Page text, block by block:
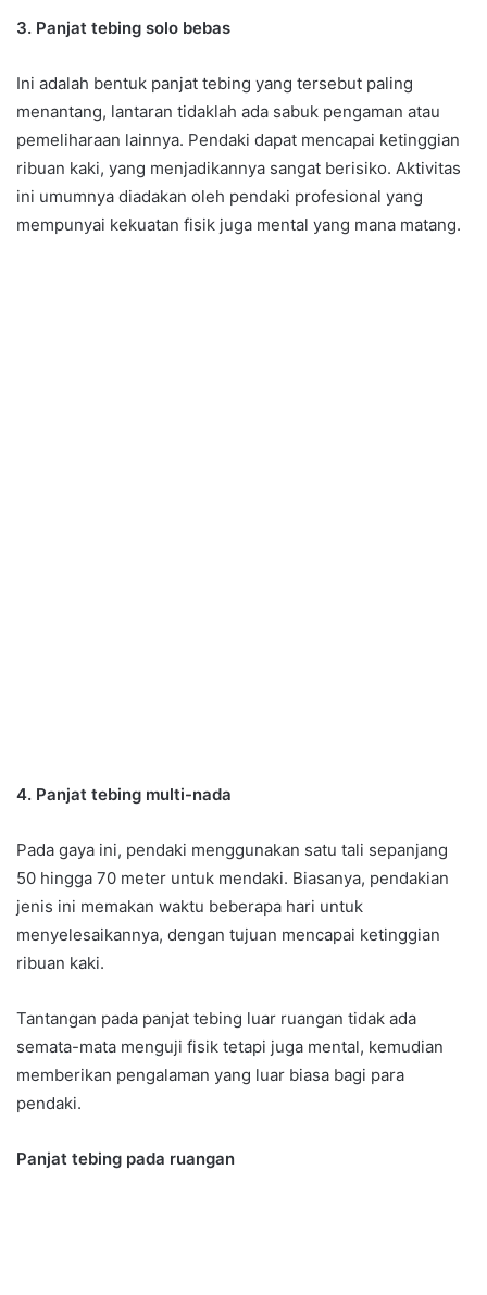
3. Panjat tebing solo bebas
Ini adalah bentuk panjat tebing yang tersebut paling
menantang, lantaran tidaklah ada sabuk pengaman atau
pemeliharaan lainnya. Pendaki dapat mencapai ketinggian
ribuan kaki, yang menjadikannya sangat berisiko. Aktivitas
ini umumnya diadakan oleh pendaki profesional yang
mempunyai kekuatan fisik juga mental yang mana matang.
4. Panjat tebing multi-nada
Pada gaya ini, pendaki menggunakan satu tali sepanjang
50 hingga 70 meter untuk mendaki. Biasanya, pendakian
jenis ini memakan waktu beberapa hari untuk
menyelesaikannya, dengan tujuan mencapai ketinggian
ribuan kaki.
Tantangan pada panjat tebing luar ruangan tidak ada
semata-mata menguji fisik tetapi juga mental, kemudian
memberikan pengalaman yang luar biasa bagi para
pendaki.
Panjat tebing pada ruangan